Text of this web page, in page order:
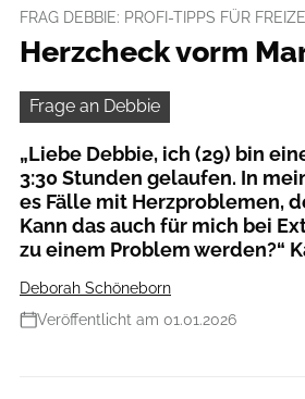
FRAG DEBBIE: PROFI-TIPPS FÜR
Herzcheck vorm
Frage an Debbie
„Liebe Debbie, ich (29) bin
3:30 Stunden gelaufen. In
es Fälle mit Herz­problemen,
Kann das auch für mich bei
zu einem Problem werden?“
Deborah Schöneborn
Veröffentlicht am 01.01.2026